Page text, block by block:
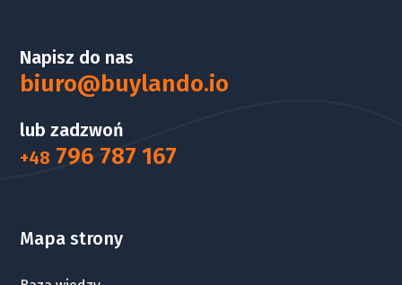
Napisz do nas
biuro@buylando.io
lub zadzwoń
+48 796 787 167
Mapa strony